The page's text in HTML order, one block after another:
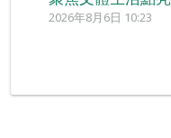
2026年8月6日 10:23